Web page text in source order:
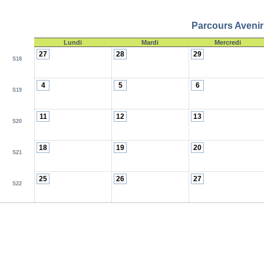
Parcours
Lundi Mardi Mercredi
S18
27 28 29
S19
4 5 6
S20
11 12 13
S21
18 19 20
S22
25 26 27